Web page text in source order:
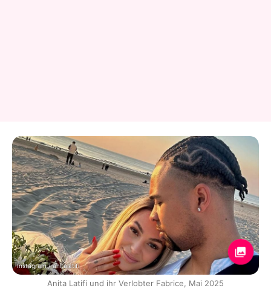
Instagram / anitalatifi
Anita Latifi und ihr Verlobter Fabrice, Mai 2025